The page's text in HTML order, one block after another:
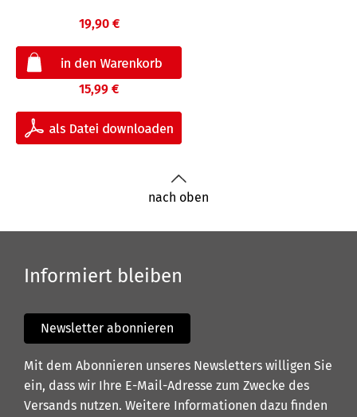
19,90 €
15,99 €
nach oben
Informiert bleiben
Newsletter abonnieren
Mit dem Abonnieren unseres Newsletters willigen Sie
ein, dass wir Ihre E-Mail-Adresse zum Zwecke des
Versands nutzen. Weitere Informationen dazu finden